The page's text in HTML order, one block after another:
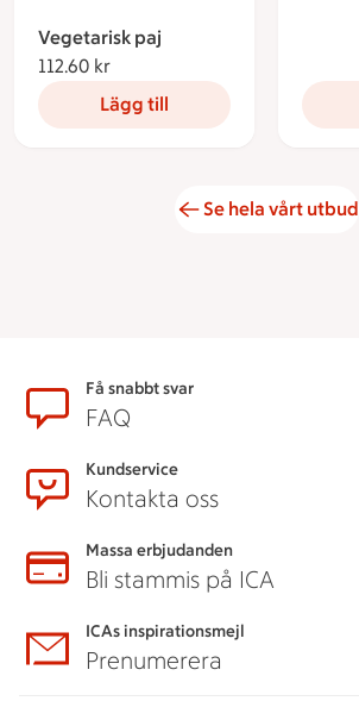
Vegetarisk paj
112.60 kr
Lägg till
Se hela vårt utbud
SidfotFå snabbt svar
FAQ
Kundservice
Kontakta oss
Massa erbjudanden
Bli stammis på ICA
ICAs inspirationsmejl
Prenumerera